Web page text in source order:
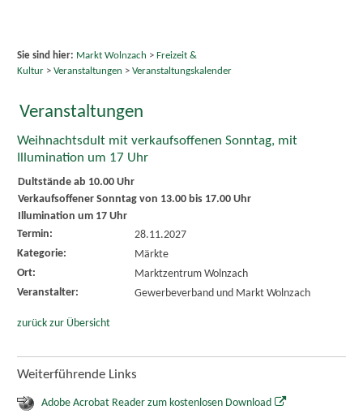
Sie sind hier: Markt Wolnzach > Freizeit &
Kultur> Veranstaltungen > Veranstaltungskalender
Veranstaltungen
Weihnachtsdult mit verkaufsoffenen Sonntag, mit
Illumination um 17 Uhr
Dultstände ab 10.00 Uhr
Verkaufsoffener Sonntag von 13.00 bis 17.00 Uhr
Illumination um 17 Uhr
Termin:
28.11.2027
Kategorie:
Märkte
Ort:
Marktzentrum Wolnzach
Veranstalter:
Gewerbeverband und Markt Wolnzach
zurück zur Übersicht
Weiterführende Links
Adobe Acrobat Reader zum kostenlosen Download